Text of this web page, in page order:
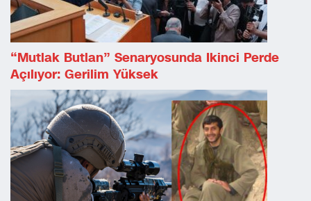
“Mutlak Butlan” Senaryosunda Ikinci Perde
Açılıyor: Gerilim Yüksek